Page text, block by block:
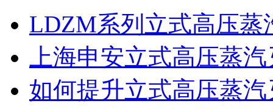
LDZM系列立式高压蒸
上海申安立式高压蒸
如何提升立式高压蒸